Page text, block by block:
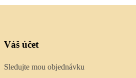
Váš účet
Sledujte mou objednávku